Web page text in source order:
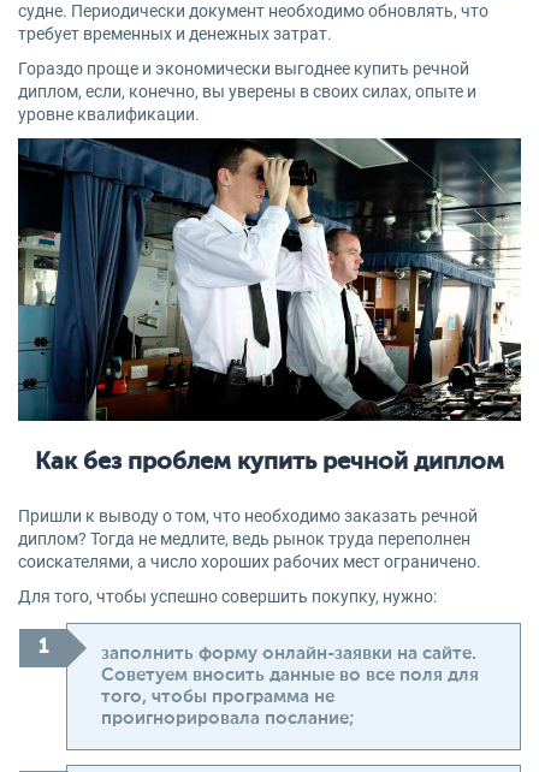
судне. Периодически документ необходимо обновлять, что
требует временных и денежных затрат.
Гораздо проще и экономически выгоднее купить речной
диплом, если, конечно, вы уверены в своих силах, опыте и
уровне квалификации.
Как без проблем купить речной диплом
Пришли к выводу о том, что необходимо заказать речной
диплом? Тогда не медлите, ведь рынок труда переполнен
соискателями, а число хороших рабочих мест ограничено.
Для того, чтобы успешно совершить покупку, нужно:
заполнить форму онлайн-заявки на сайте.
Советуем вносить данные во все поля для
того, чтобы программа не
проигнорировала послание;